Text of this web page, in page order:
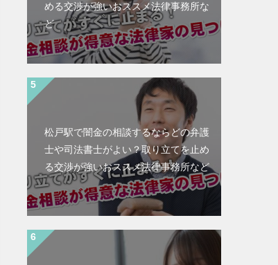
める交渉が強いおススメ法律事務所な
ど
松戸駅で闇金の相談するならどの弁護
士や司法書士がよい？取り立てを止め
る交渉が強いおススメ法律事務所など